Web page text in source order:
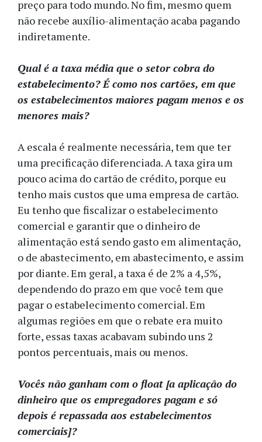
preço para todo mundo. No fim, mesmo quem
não recebe auxílio-alimentação acaba pagando
indiretamente.
Qual é a taxa média que o setor cobra do
estabelecimento? É como nos cartões, em que
os estabelecimentos maiores pagam menos e os
menores mais?
A escala é realmente necessária, tem que ter
uma precificação diferenciada. A taxa gira um
pouco acima do cartão de crédito, porque eu
tenho mais custos que uma empresa de cartão.
Eu tenho que fiscalizar o estabelecimento
comercial e garantir que o dinheiro de
alimentação está sendo gasto em alimentação,
o de abastecimento, em abastecimento, e assim
por diante. Em geral, a taxa é de 2% a 4,5%,
dependendo do prazo em que você tem que
pagar o estabelecimento comercial. Em
algumas regiões em que o rebate era muito
forte, essas taxas acabavam subindo uns 2
pontos percentuais, mais ou menos.
Vocês não ganham com o float [a aplicação do
dinheiro que os empregadores pagam e só
depois é repassada aos estabelecimentos
comerciais]?